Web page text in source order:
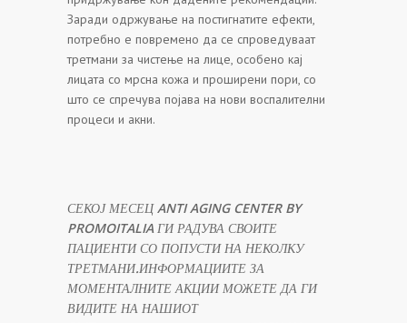
Заради одржување на постигнатите ефекти,
потребно е повремено да се спроведуваат
третмани за чистење на лице, особено кај
лицата со мрсна кожа и проширени пори, со
што се спречува појава на нови воспалителни
процеси и акни.
СЕКОЈ МЕСЕЦANTI AGING CENTER BY
PROMOITALIAГИ РАДУВА СВОИТЕ
ПАЦИЕНТИ СО ПОПУСТИ НА НЕКОЛКУ
ТРЕТМАНИ.ИНФОРМАЦИИТЕ ЗА
МОМЕНТАЛНИТЕ АКЦИИ МОЖЕТЕ ДА ГИ
ВИДИТЕ НА НАШИОТ